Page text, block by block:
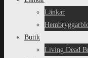
Länkar
Butik
Living Dead